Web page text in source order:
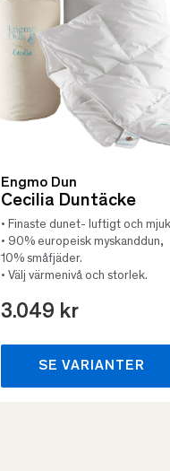
Engmo Dun
Cecilia Duntäcke
• Finaste dunet- luftigt och
• 90% europeisk myskanddun,
10% småfjäder.
• Välj värmenivå och storlek.
3.049 kr
SE VARIANTER